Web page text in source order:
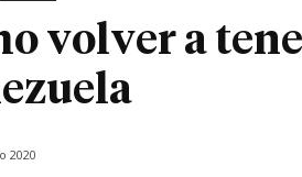
volver a
2020